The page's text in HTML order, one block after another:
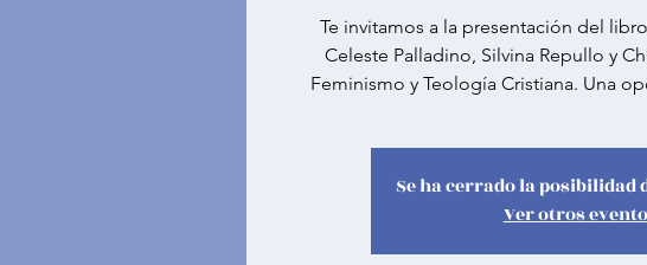
Te invitamos a la presentación del
Celeste Palladino, Silvina Repullo y
Feminismo y Teología Cristiana. Una
Se ha cerrado la posibilidad
Ver otros